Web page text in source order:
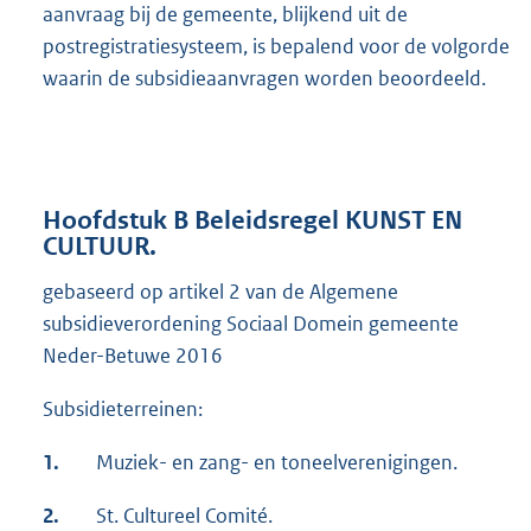
aanvraag bij de gemeente, blijkend uit de
postregistratiesysteem, is bepalend voor de volgorde
waarin de subsidieaanvragen worden beoordeeld.
Hoofdstuk B Beleidsregel KUNST EN
CULTUUR.
gebaseerd op artikel 2 van de Algemene
subsidieverordening Sociaal Domein gemeente
Neder-Betuwe 2016
Subsidieterreinen:
1. Muziek- en zang- en toneelverenigingen.
2. St. Cultureel Comité.